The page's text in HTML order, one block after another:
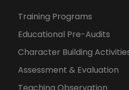
Training Programs
Educational Pre-Audits
Character Building
Assessment & Evaluation